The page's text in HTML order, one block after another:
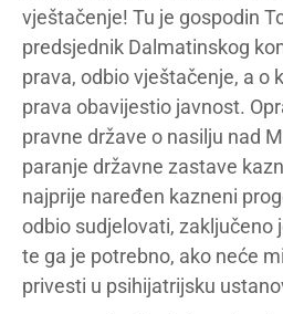
vještačenje! Tu je gospodin
predsjednik Dalmatinskog
prava, odbio vještačenje, a o
prava obavijestio javnost.
pravne države o nasilju nad
paranje državne zastave
najprije naređen kazneni
odbio sudjelovati, zaključeno
te ga je potrebno, ako neće
privesti u psihijatrijsku